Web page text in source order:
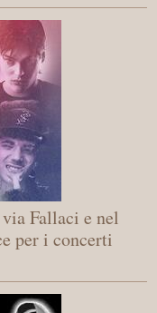
Fallaci e nel
per i concerti